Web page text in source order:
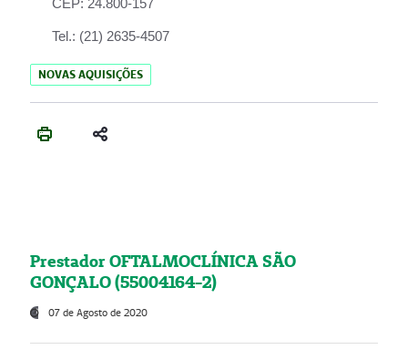
CEP: 24.800-157
Tel.: (21) 2635-4507
NOVAS AQUISIÇÕES
Prestador OFTALMOCLÍNICA SÃO
GONÇALO (55004164-2)
07 de Agosto de 2020